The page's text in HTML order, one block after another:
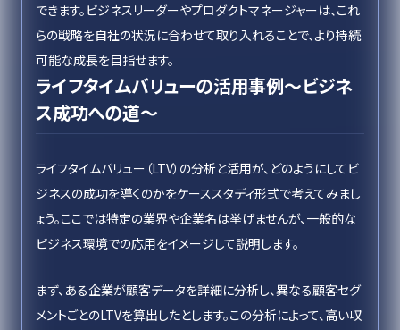
できます。ビジネスリーダーやプロダクトマネージャーは、これ
らの戦略を自社の状況に合わせて取り入れることで、より持続
可能な成長を目指せます。
ライフタイムバリューの活用事例〜ビジネ
ス成功への道〜
ライフタイムバリュー（LTV）の分析と活用が、どのようにしてビ
ジネスの成功を導くのかをケーススタディ形式で考えてみまし
ょう。ここでは特定の業界や企業名は挙げませんが、一般的な
ビジネス環境での応用をイメージして説明します。
まず、ある企業が顧客データを詳細に分析し、異なる顧客セグ
メントごとのLTVを算出したとします。この分析によって、高い収